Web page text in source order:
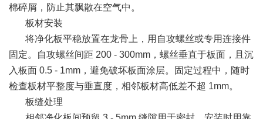
棉碎屑，防止其飘散在空气中。
板材安装
将净化板平稳放置在龙骨上，用自攻螺丝或专用连接件
固定。自攻螺丝间距 200 - 300mm，螺丝垂直于板面，且沉
入板面 0.5 - 1mm，避免破坏板面涂层。固定过程中，随时
检查板材平整度与垂直度，相邻板材高低差不超 1mm。
板缝处理